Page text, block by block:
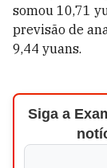
somou 10,71
previsão de
9,44 yuans.
Siga a